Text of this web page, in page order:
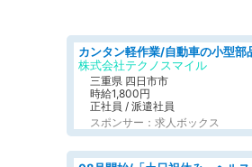
株式会社テクノスマイル
三重県 四日市市
時給1,800円
正社員 / 派遣社員
スポンサー：求人ボックス